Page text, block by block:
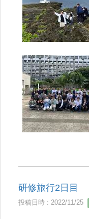
研修旅行2日目
投稿日時 : 2022/11/25